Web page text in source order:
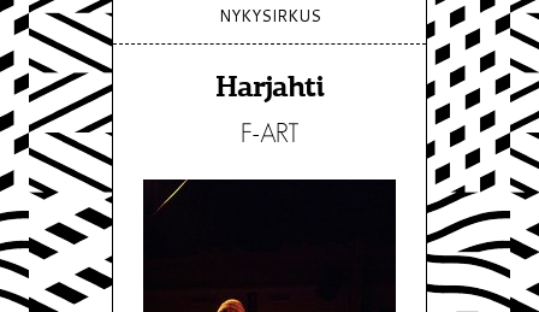
NYKYSIRKUS
Harjahti
F-ART